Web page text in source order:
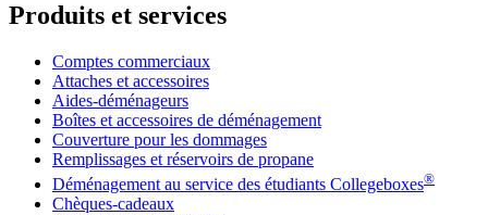
Produits et services
Comptes commerciaux
Attaches et accessoires
Aides-déménageurs
Boîtes et accessoires de déménagement
Couverture pour les dommages
Remplissages et réservoirs de propane
Déménagement au service des étudiants Collegeboxes®
Chèques-cadeaux